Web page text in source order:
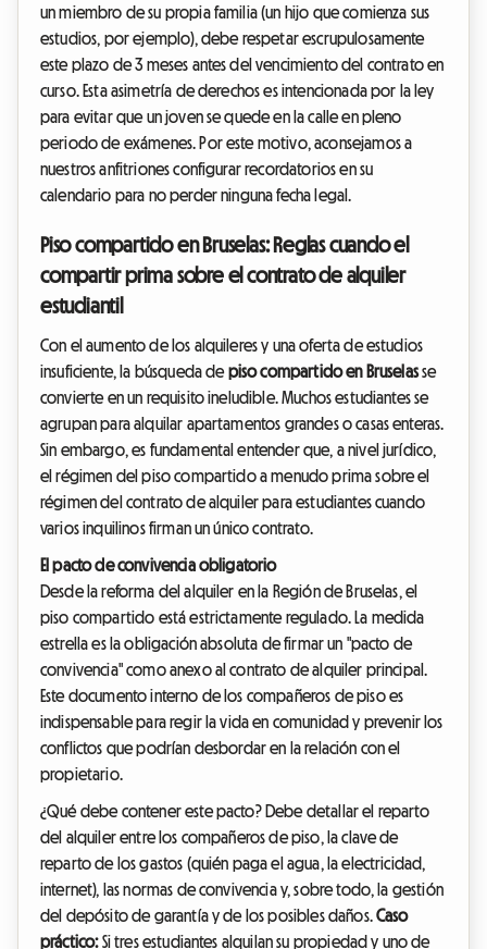
un miembro de su propia familia (un hijo que comienza sus
estudios, por ejemplo), debe respetar escrupulosamente
este plazo de 3 meses antes del vencimiento del contrato en
curso. Esta asimetría de derechos es intencionada por la ley
para evitar que un joven se quede en la calle en pleno
periodo de exámenes. Por este motivo, aconsejamos a
nuestros anfitriones configurar recordatorios en su
calendario para no perder ninguna fecha legal.
Piso compartido en Bruselas: Reglas cuando el
compartir prima sobre el contrato de alquiler
estudiantil
Con el aumento de los alquileres y una oferta de estudios
insuficiente, la búsqueda depiso compartido en Bruselasse
convierte en un requisito ineludible. Muchos estudiantes se
agrupan para alquilar apartamentos grandes o casas enteras.
Sin embargo, es fundamental entender que, a nivel jurídico,
el régimen del piso compartido a menudo prima sobre el
régimen del contrato de alquiler para estudiantes cuando
varios inquilinos firman un único contrato.
El pacto de convivencia obligatorio
Desde la reforma del alquiler en la Región de Bruselas, el
piso compartido está estrictamente regulado. La medida
estrella es la obligación absoluta de firmar un "pacto de
convivencia" como anexo al contrato de alquiler principal.
Este documento interno de los compañeros de piso es
indispensable para regir la vida en comunidad y prevenir los
conflictos que podrían desbordar en la relación con el
propietario.
¿Qué debe contener este pacto? Debe detallar el reparto
del alquiler entre los compañeros de piso, la clave de
reparto de los gastos (quién paga el agua, la electricidad,
internet), las normas de convivencia y, sobre todo, la gestión
del depósito de garantía y de los posibles daños.Caso
práctico:Si tres estudiantes alquilan su propiedad y uno de